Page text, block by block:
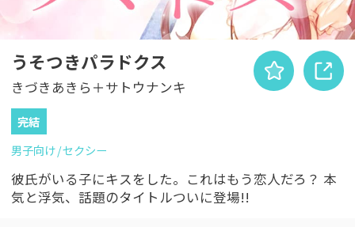
うそつきパラドクス
きづきあきら＋サトウナンキ
完結
男子向け セクシー
彼氏がいる子にキスをした。これはもう恋人だろ？ 本
気と浮気、話題のタイトルついに登場!!